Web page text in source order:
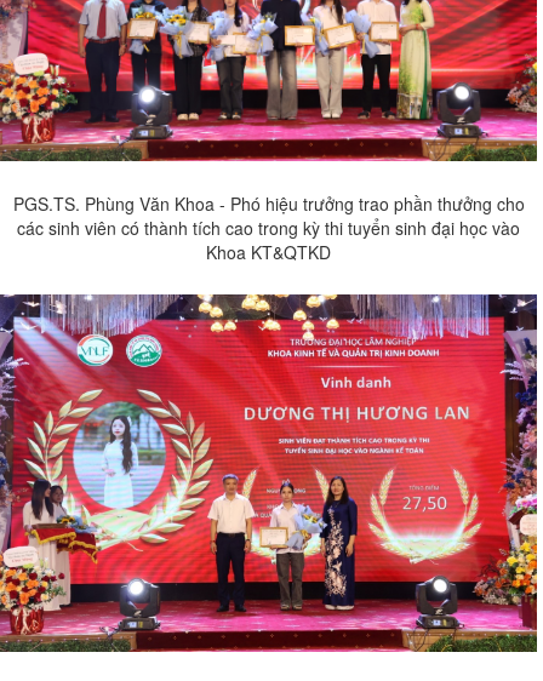
PGS.TS. Phùng Văn Khoa - Phó hiệu trưởng trao phần thưởng cho
các sinh viên có thành tích cao trong kỳ thi tuyển sinh đại học vào
Khoa KT&QTKD